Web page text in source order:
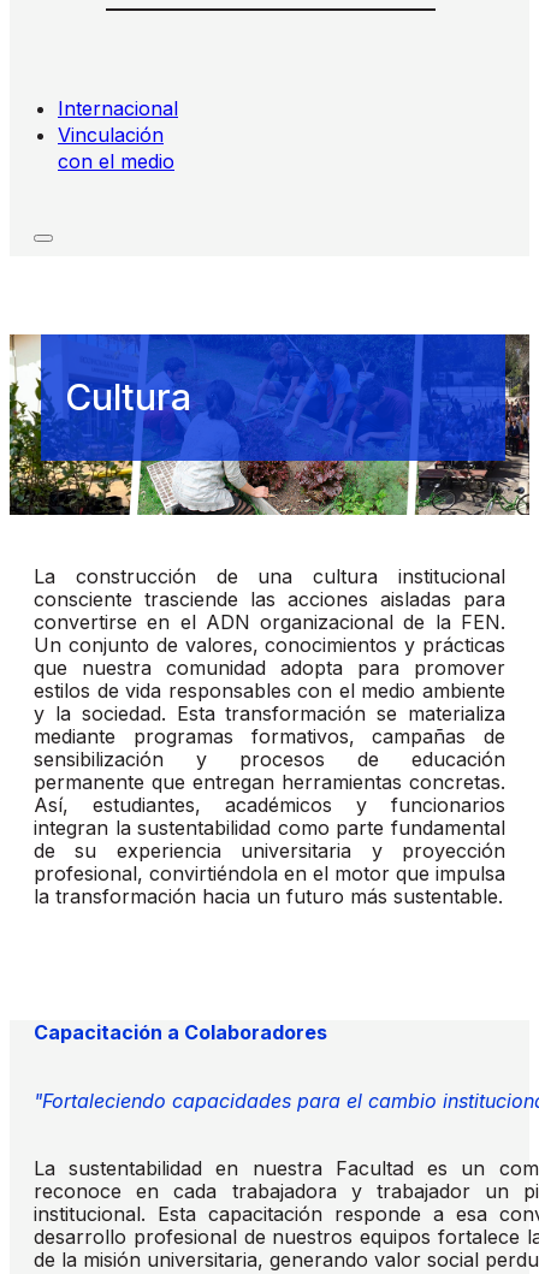
Internacional
Vinculación
con el medio
Cultura
La construcción de una cultura institucional
consciente trasciende las acciones aisladas para
convertirse en el ADN organizacional de la FEN.
Un conjunto de valores, conocimientos y prácticas
que nuestra comunidad adopta para promover
estilos de vida responsables con el medio ambiente
y la sociedad. Esta transformación se materializa
mediante programas formativos, campañas de
sensibilización y procesos de educación
permanente que entregan herramientas concretas.
Así, estudiantes, académicos y funcionarios
integran la sustentabilidad como parte fundamental
de su experiencia universitaria y proyección
profesional, convirtiéndola en el motor que impulsa
la transformación hacia un futuro más sustentable.
Capacitación a Colaboradores
"Fortaleciendo capacidades para el cambio
La sustentabilidad en nuestra Facultad es un
reconoce en cada trabajadora y trabajador un
institucional. Esta capacitación responde a esa
desarrollo profesional de nuestros equipos fortalece
de la misión universitaria, generando valor social